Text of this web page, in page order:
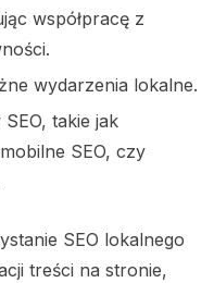
współpracę z
wydarzenia lokalne.
takie jak
SEO, czy
SEO lokalnego
treści na stronie,